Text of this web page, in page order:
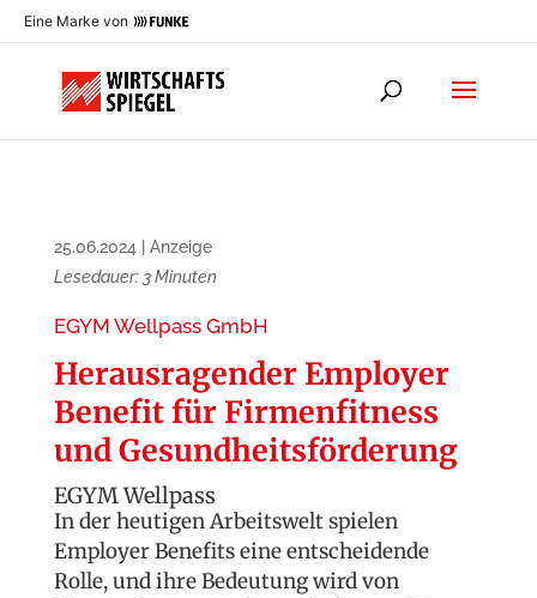
Eine Marke von
25.06.2024
Anzeige
Lesedauer: 3 Minuten
EGYM Wellpass GmbH
Herausragender Employer
Benefit für Firmenfitness
und Gesundheitsförderung
EGYM Wellpass
In der heutigen Arbeitswelt spielen
Employer Benefits eine entscheidende
Rolle, und ihre Bedeutung wird von